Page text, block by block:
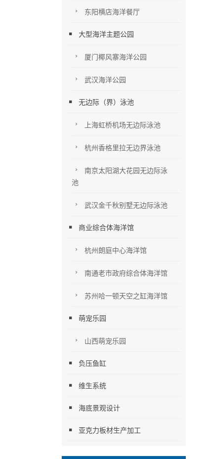
东阳横店海洋餐厅
大型海洋主题公园
厦门椰风寨海洋公园
武汉海洋公园
无边际（界）泳池
上海虹桥机场无边际泳池
杭州香格里拉无边界泳池
南京太阳湖大花园无边际泳
池
武汉金千秋别墅无边际泳池
商业综合体海洋馆
杭州朗庭中心海洋馆
南通老市政府综合体海洋馆
苏州哈一顿天空之缸海洋馆
萌宠乐园
山西萌宠乐园
负压鱼缸
维生系统
海底景观设计
亚克力板材生产加工